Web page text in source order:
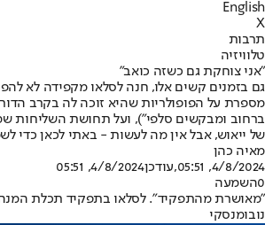
English
X
תרבות
טלוויזיה
"אני צוחקת גם כשזה כואב"
גם בזמנים קשים אלו, חנה לסלאו מקפידה לא
מספרת על הפופולריות שהיא זוכה לה בקרב
ברחוב ומבקשים סלפי"), ועל תחושת השליחות
של ייאוש, אבל אין מה לעשות - באתי לכאן כדי
מאיה כהן
4/8/2024, 05:51
,עודכן4/8/2024, 05:51
0השמעה
"מאושרת מהתפקיד". לסלאו בתפקיד תכלת
נובומנסקי